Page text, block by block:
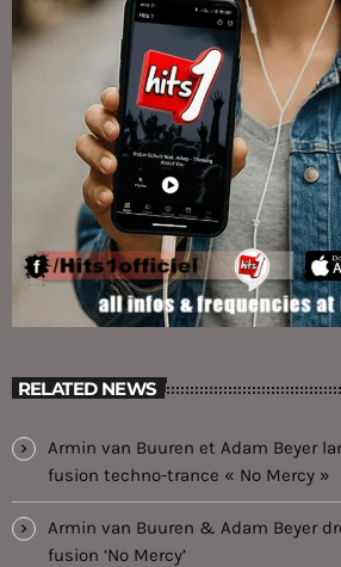
RELATED NEWS
Armin van Buuren et Adam Beyer
fusion techno-trance « No Mercy »
Armin van Buuren & Adam Beyer
fusion ‘No Mercy’